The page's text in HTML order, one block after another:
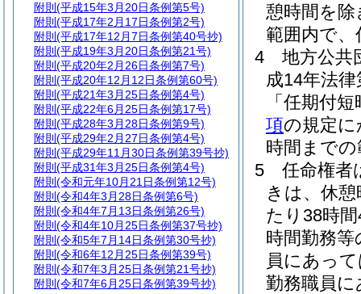
憩時間を
範囲内で
4
地方公共
成14年法律
「任期付
項の規定
時間まで
5
任命権者
きは、休
たり38時
時間勤務
員にあっ
勤務職員
附則 (平成15年3月20日条例第5号)
附則 (平成17年2月17日条例第2号)
附則 (平成17年12月7日条例第40号抄)
附則 (平成19年3月20日条例第21号)
附則 (平成20年2月26日条例第7号)
附則 (平成20年12月12日条例第60号)
附則 (平成21年3月25日条例第4号)
附則 (平成22年6月25日条例第17号)
附則 (平成28年3月28日条例第9号)
附則 (平成29年2月27日条例第4号)
附則 (平成29年11月30日条例第39号抄)
附則 (平成31年3月25日条例第4号)
附則 (令和元年10月21日条例第12号)
附則 (令和4年3月28日条例第6号)
附則 (令和4年7月13日条例第26号)
附則 (令和4年10月25日条例第37号抄)
附則 (令和5年7月14日条例第30号抄)
附則 (令和6年12月25日条例第39号)
附則 (令和7年3月25日条例第21号抄)
附則 (令和7年6月25日条例第39号抄)